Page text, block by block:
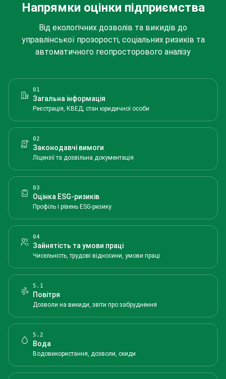
Напрямки оцінки підприємства
Від екологічних дозволів та викидів до
управлінської прозорості, соціальних ризиків та
автоматичного геопросторового аналізу
01
Загальна інформація
Реєстрація, КВЕД, стан юридичної особи
02
Законодавчі вимоги
Ліцензії та дозвільна документація
03
Оцінка ESG-ризиків
Профіль і рівень ESG-ризику
04
Зайнятість та умови праці
Чисельність, трудові відносини, умови праці
5.1
Повітря
Дозволи на викиди, звіти про забруднення
5.2
Вода
Водовикористання, дозволи, скиди